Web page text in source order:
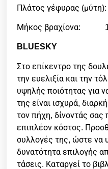
Πλάτος γέφυρας
Μήκος βραχίονα:
BLUESKY
Στο επίκεντρο της
την ευελιξία και την
υψηλής ποιότητας για
της είναι ισχυρά,
τον πήχη, δίνοντάς σας
επιπλέον κόστος.
συλλογές της, ώστε να
δυνατότητα επιλογής
τάσεις. Καταργεί το